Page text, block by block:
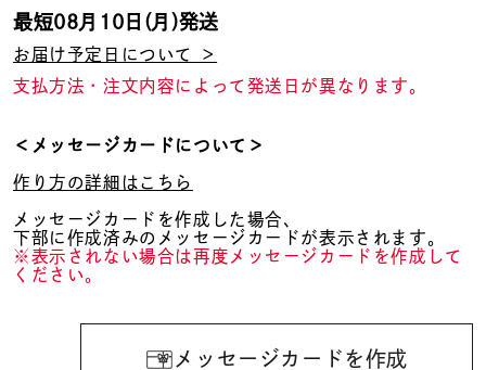
在庫 在庫ありのみ すべて表示
最短08月10日(月)発送
お届け予定日について ＞
支払方法・注文内容によって発送日が異なります。
＜メッセージカードについて＞
作り方の詳細はこちら
メッセージカードを作成した場合、
下部に作成済みのメッセージカードが表示されます。
※表示されない場合は再度メッセージカードを作成して
ください。
メッセージカードを作成